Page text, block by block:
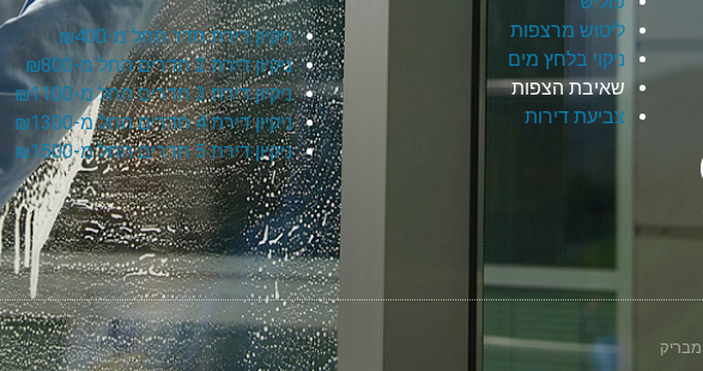
ליטוש מרצפות
ניקוי בלחץ מים
שאיבת הצפות
צביעת דירות
ניקיון דירת חדר החל מ-₪400
ניקיון דירת 2 חדרים החל מ-₪800
ניקיון דירת 3 חדרים החל מ-₪1100
ניקיון דירת 4 חדרים החל מ-₪1300
ניקיון דירת 5 חדרים החל מ-₪1500